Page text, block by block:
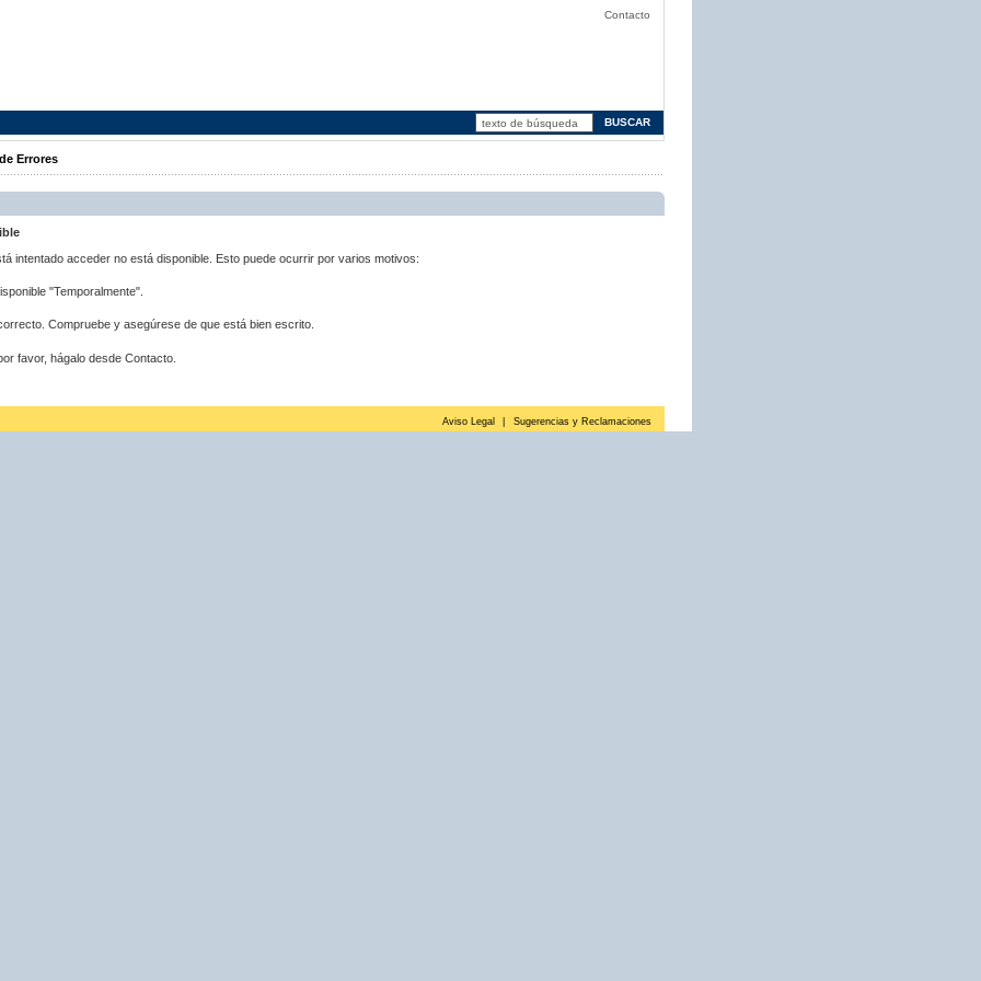
Contacto
Errores
intentado acceder no está disponible. Esto puede ocurrir por varios motivos:
"Temporalmente".
Compruebe y asegúrese de que está bien escrito.
favor, hágalo desde Contacto.
Aviso Legal Sugerencias y Reclamaciones